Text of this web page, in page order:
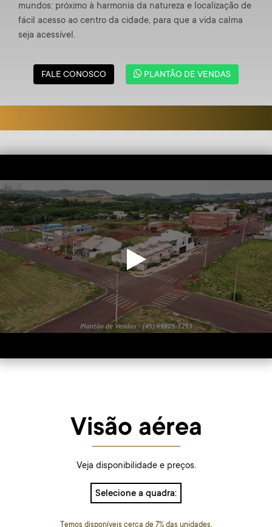
mundos: próximo à harmonia da natureza e localização de
fácil acesso ao centro da cidade, para que a vida calma
seja acessível.
FALE CONOSCO PLANTÃO DE VENDAS
Visão aérea
Veja disponibilidade e preços.
Selecione a quadra:
Temos disponíveis cerca de 7% das unidades.